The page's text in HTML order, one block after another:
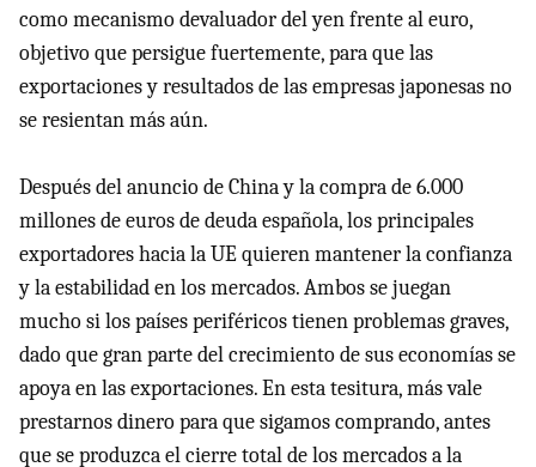
como mecanismo devaluador del yen frente al euro,
objetivo que persigue fuertemente, para que las
exportaciones y resultados de las empresas japonesas no
se resientan más aún.
Después del anuncio de China y la compra de 6.000
millones de euros de deuda española, los principales
exportadores hacia la UE quieren mantener la confianza
y la estabilidad en los mercados. Ambos se juegan
mucho si los países periféricos tienen problemas graves,
dado que gran parte del crecimiento de sus economías se
apoya en las exportaciones. En esta tesitura, más vale
prestarnos dinero para que sigamos comprando, antes
que se produzca el cierre total de los mercados a la